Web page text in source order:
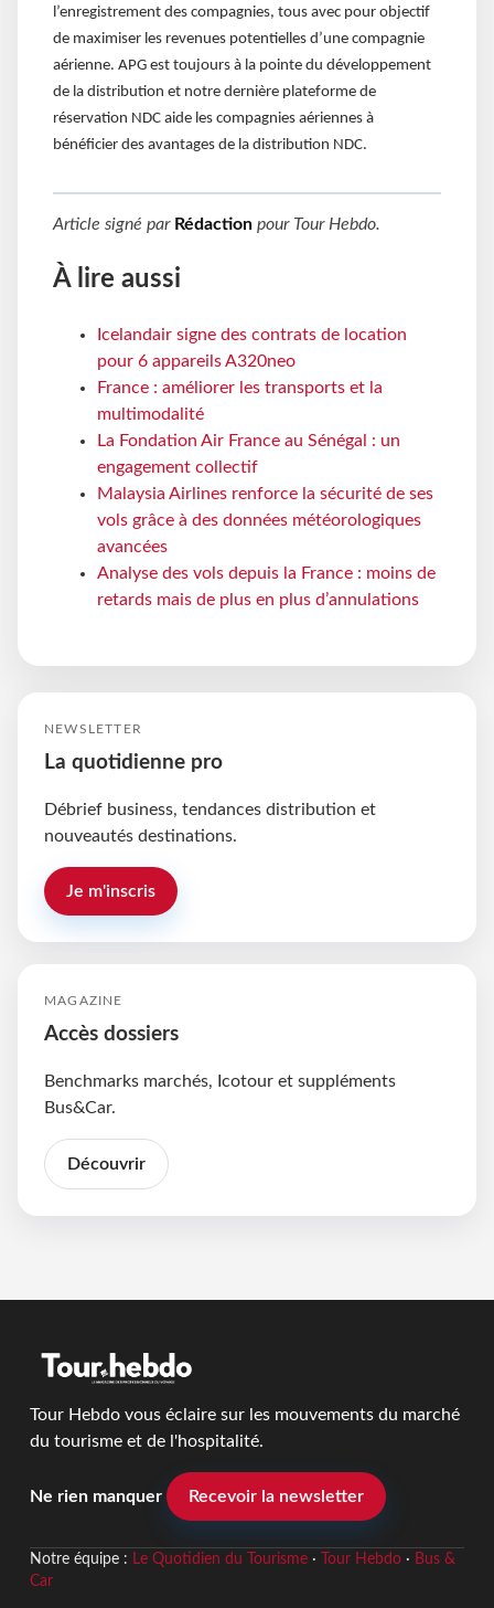
l’enregistrement des compagnies, tous avec pour objectif
de maximiser les revenues potentielles d’une compagnie
aérienne. APG est toujours à la pointe du développement
de la distribution et notre dernière plateforme de
réservation NDC aide les compagnies aériennes à
bénéficier des avantages de la distribution NDC.
Article signé par Rédaction pour Tour Hebdo.
À lire aussi
Icelandair signe des contrats de location
pour 6 appareils A320neo
France : améliorer les transports et la
multimodalité
La Fondation Air France au Sénégal : un
engagement collectif
Malaysia Airlines renforce la sécurité de ses
vols grâce à des données météorologiques
avancées
Analyse des vols depuis la France : moins de
retards mais de plus en plus d’annulations
NEWSLETTER
La quotidienne pro
Débrief business, tendances distribution et
nouveautés destinations.
Je m'inscris
MAGAZINE
Accès dossiers
Benchmarks marchés, Icotour et suppléments
Bus&Car.
Découvrir
Tour Hebdo vous éclaire sur les mouvements du marché
du tourisme et de l'hospitalité.
Ne rien manquer Recevoir la newsletter
Notre équipe : Le Quotidien du Tourisme· Tour Hebdo· Bus &
Car